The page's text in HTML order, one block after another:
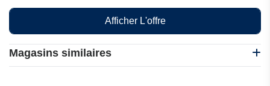
Magasins similaires
Afficher L'offre